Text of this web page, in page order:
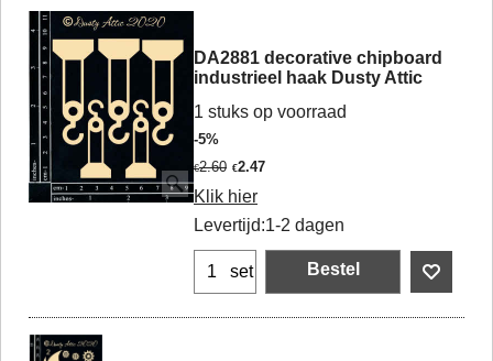
DA2881 decorative chipboard
industrieel haak Dusty Attic
1 stuks op voorraad
-5%
€2.60 €2.47
Klik hier
Levertijd:1-2 dagen
set Bestel